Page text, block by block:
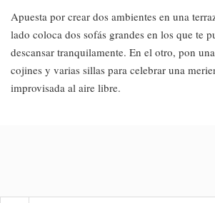
Apuesta por crear dos ambientes en una
lado coloca dos sofás grandes en los que te
descansar tranquilamente. En el otro, pon
cojines y varias sillas para celebrar una
improvisada al aire libre.